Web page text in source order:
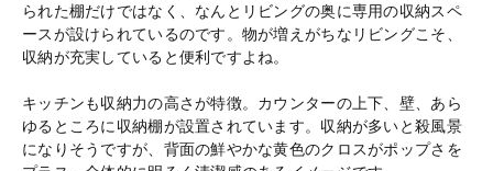
られた棚だけではなく、なんとリビングの奥に専用の収納スペ
ースが設けられているのです。物が増えがちなリビングこそ、
収納が充実していると便利ですよね。
キッチンも収納力の高さが特徴。カウンターの上下、壁、あら
ゆるところに収納棚が設置されています。収納が多いと殺風景
になりそうですが、背面の鮮やかな黄色のクロスがポップさを